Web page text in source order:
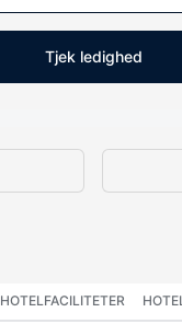
Tjek ledighed
HOTELFACILITETER